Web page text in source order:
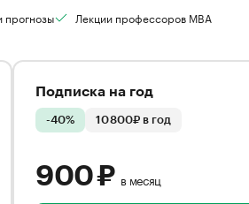
прогнозы Лекции профессоров MBA
Подписка на год
-40% 10 800₽ в год
900 ₽ в месяц